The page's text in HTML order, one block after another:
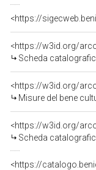
<https://
<https://w3id.org/
Scheda
<https://w3id.org/
Misure del bene
<https://w3id.org/
Scheda
<https://